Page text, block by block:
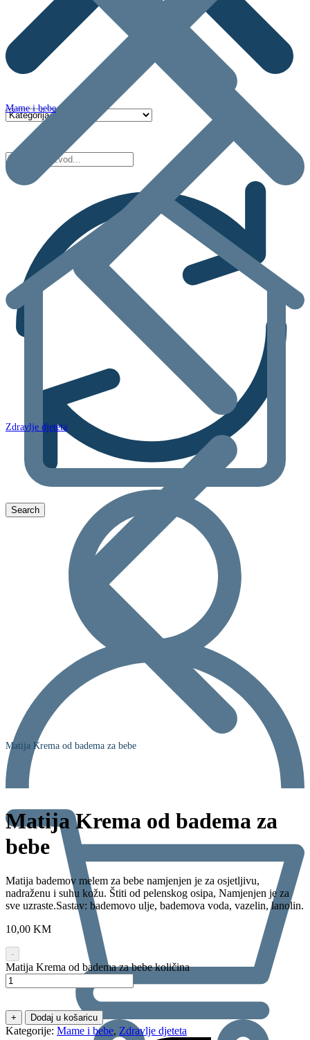
Mame i bebe
Zdravlje djeteta
Matija Krema od badema za bebe
Matija Krema od badema za
bebe
Matija bademov melem za bebe namjenjen je za osjetljivu,
nadraženu i suhu kožu. Štiti od pelenskog osipa, Namjenjen je za
sve uzraste.Sastav: bademovo ulje, bademova voda, vazelin, lanolin.
10,00 KM
-
Matija Krema od badema za bebe količina
+ Dodaj u košaricu
Kategorije: Mame i bebe, Zdravlje djeteta